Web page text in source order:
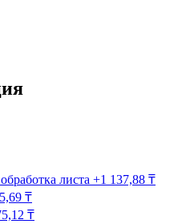
листа +1 137,88 ₸
5,69 ₸
₸